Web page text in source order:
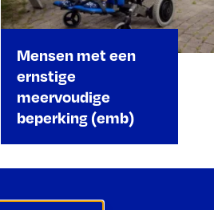
Mensen met een
ernstige
meervoudige
beperking (emb)